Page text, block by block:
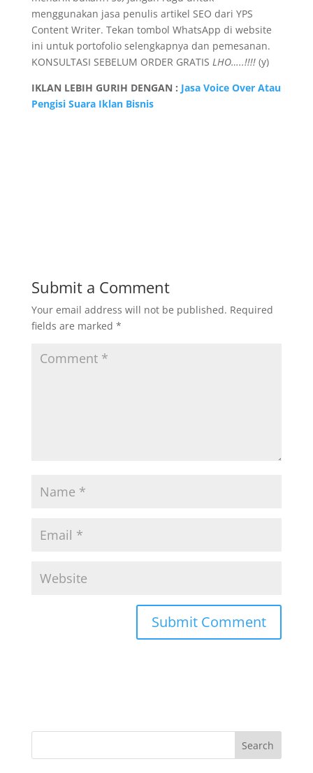
menggunakan jasa penulis artikel SEO dari YPS
Content Writer. Tekan tombol WhatsApp di website
ini untuk portofolio selengkapnya dan pemesanan.
KONSULTASI SEBELUM ORDER GRATIS LHO…..!!!! (y)
IKLAN LEBIH GURIH DENGAN : Jasa Voice Over Atau
Pengisi Suara Iklan Bisnis
Submit a Comment
Your email address will not be published. Required
fields are marked *